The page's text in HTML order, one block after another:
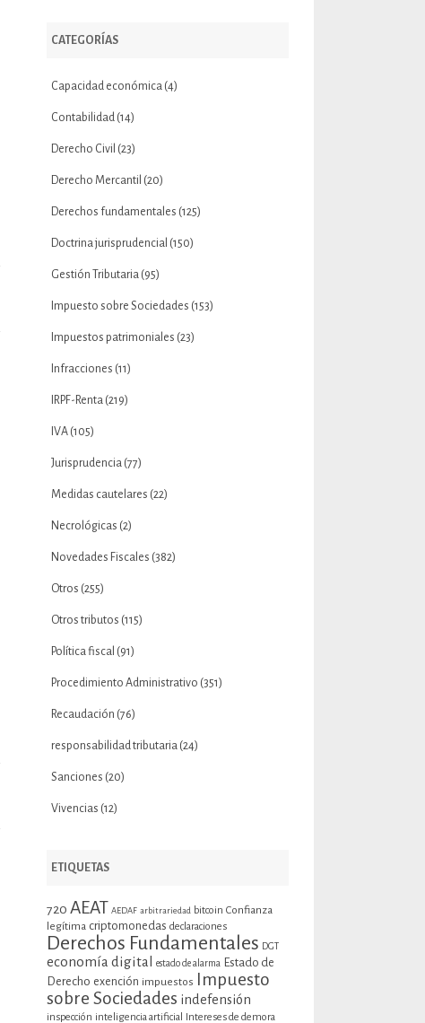
CATEGORÍAS
Capacidad económica(4)
Contabilidad(14)
Derecho Civil (23)
Derecho Mercantil (20)
Derechos fundamentales (125)
Doctrina jurisprudencial (150)
Gestión Tributaria(95)
Impuesto sobre Sociedades (153)
Impuestos patrimoniales (23)
Infracciones (11)
IRPF-Renta(219)
IVA(105)
Jurisprudencia(77)
Medidas cautelares (22)
Necrológicas (2)
Novedades Fiscales (382)
Otros (255)
Otros tributos (115)
Política fiscal (91)
Procedimiento Administrativo (351)
Recaudación (76)
responsabilidad tributaria(24)
Sanciones (20)
Vivencias (12)
ETIQUETAS
720 AEAT AEDAF arbitrariedad bitcoin Confianza
legítima criptomonedas declaraciones
Derechos Fundamentales DGT
economía digital estado de alarma
Estado de
Derecho exención impuestos
Impuesto
sobre Sociedades indefensión
inspección inteligencia artificial Intereses de demora